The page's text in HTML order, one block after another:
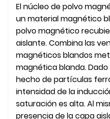
El núcleo de polvo
un material magnético
polvo magnético
aislante. Combina las
magnéticos blandos
magnética blanda.
hecho de partículas
intensidad de la
saturación es alta. Al
presencia de la capa